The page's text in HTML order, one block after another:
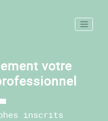
votre
inscrits